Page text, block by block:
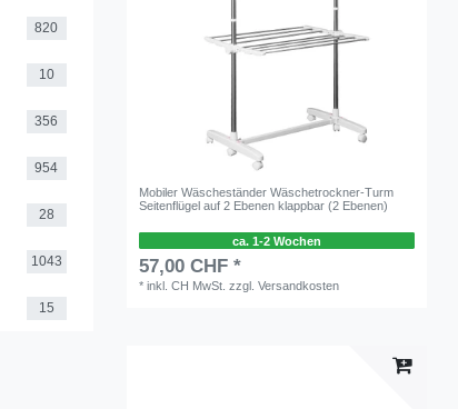
820
10
356
954
28
1043
15
Mobiler Wäscheständer Wäschetrockner-Turm
Seitenflügel auf 2 Ebenen klappbar (2 Ebenen)
ca. 1-2 Wochen
57,00 CHF *
*inkl. CH MwSt. zzgl.Versandkosten